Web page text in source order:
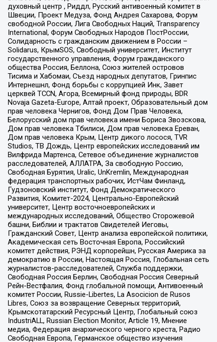
духовный центр , Риддл, Русский антивоенный комитет в
Швеции, Проект Медуза, Фонд Андрея Сахарова, Форум
свободной России, Лига Свободных Наций, Transparеncy
International, Форум Свободных Народов ПостРоссии,
Солидарность с гражданским движением в России –
Solidarus, КрымSOS, Свободный университет, Институт
государственного управления, Форум гражданского
общества Россия, Беллона, Союз жителей островов
Тисима и Хабомаи, Съезд народных депутатов, Гринпис
Интернешнл, Фонд борьбы с коррупцией Инк, Завет
церквей TCCN, Агора, Всемирный фонд природы, BDR
Novaja Gazeta-Europe, Алтай проект, Образовательный дом
прав человека Чернигов, Фонд Дом Прав Человека,
Белорусский дом прав человека имени Бориса Звозскова,
Дом прав человека Тбилиси, Дом прав человека Ереван,
Дом прав человека Крым, Центр дикого лосося, TVR
Studios, ТВ Дождь, Центр европейских исследований им
Вилфрида Мартенса, Сетевое объединение журналистов
расследователей, АЛЛАТРА, За свободную Россию,
Свободная Бурятия, Uralic, UnKremlin, Международная
федерация транспортных рабочих, ИстЧам Финланд,
Гудзоновский институт, Фонд Демократического
Развития, Комитет-2024, Центрально-Европейский
университет, Центр восточноевропейских и
международных исследований, Общество Сторожевой
башни, Библии и трактатов Свидетелей Иеговы,
Гражданский Совет, Центр анализа европейской политики,
Академическая сеть Восточная Европа, Российский
комитет действия, РЭНД корпорейшн, Русская Америка за
демократию в России, Настоящая Россия, Глобальная сеть
журналистов-расследователей, Служба поддержки,
Свободная Россия Берлин, Свободная Россия Северный
Рейн-Вестфалия, Фонд глобальной помощи, Антивоенный
комитет России, Russie-Libertes, La Asocicion de Rusos
Libres, Союз за возвращение Северных территорий,
Крымскотатарский Ресурсный Центр, Глобальный союз
IndustriALL, Russian Election Monitor, Article 19, Мнение
медиа, Федерация анархического черного креста, Радио
Свободная Европа, Германское общество изучения